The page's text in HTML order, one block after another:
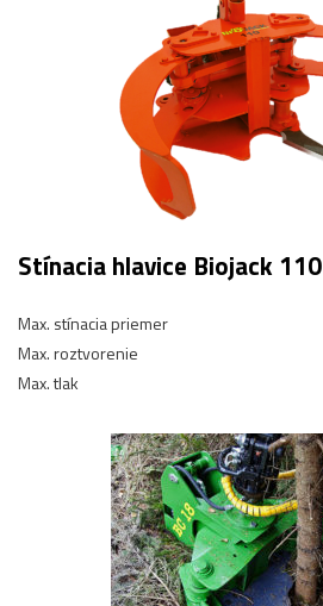
Stínacia hlavice Biojack 110
Max. stínacia priemer
Max. roztvorenie
Max. tlak